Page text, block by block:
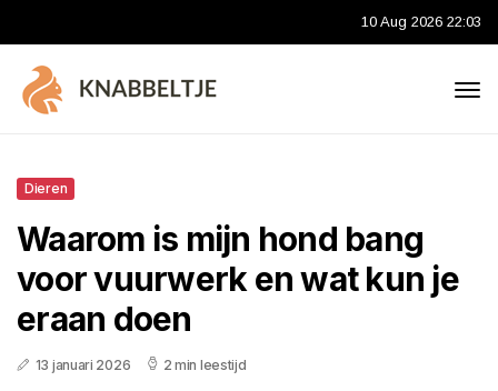
10 Aug 2026 22:03
Dieren
Waarom is mijn hond bang
voor vuurwerk en wat kun je
eraan doen
13 januari 2026 2 min leestijd